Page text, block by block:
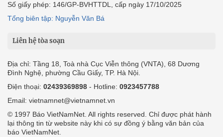
Số giấy phép: 146/GP-BVHTTDL, cấp ngày 17/10/2025
Tổng biên tập: Nguyễn Văn Bá
Liên hệ tòa soạn
Địa chỉ: Tầng 18, Toà nhà Cục Viễn thông (VNTA), 68 Dương
Đình Nghệ, phường Cầu Giấy, TP. Hà Nội.
Điện thoại: 02439369898 - Hotline: 0923457788
Email: vietnamnet@vietnamnet.vn
© 1997 Báo VietNamNet. All rights reserved. Chỉ được phát hành
lại thông tin từ website này khi có sự đồng ý bằng văn bản của
báo VietNamNet.